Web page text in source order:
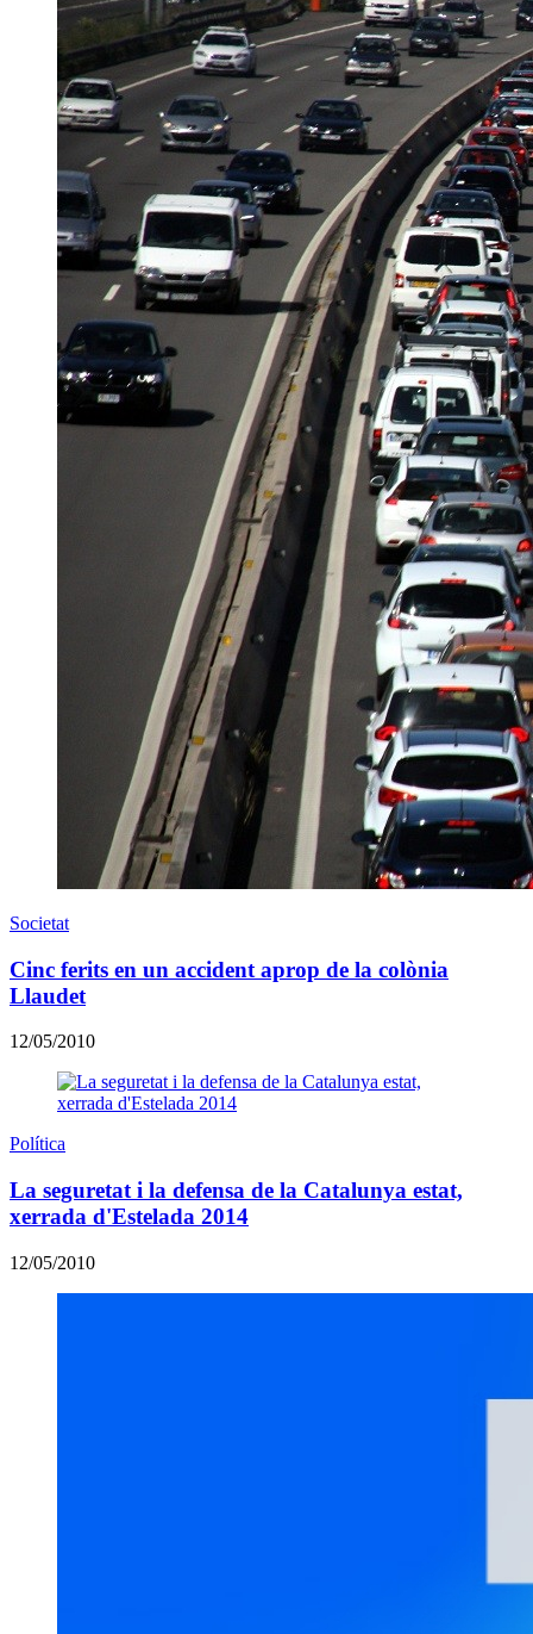
Societat
Cinc ferits en un accident aprop de la colònia
Llaudet
12/05/2010
Política
La seguretat i la defensa de la Catalunya estat,
xerrada d'Estelada 2014
12/05/2010